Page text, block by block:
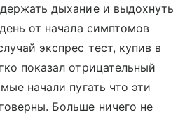
дыхание и выдохнуть
от начала симптомов
экспрес тест, купив в
показал отрицательный
начали пугать что эти
Больше ничего не